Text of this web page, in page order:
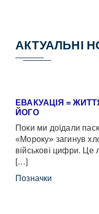
АКТУАЛЬНІ
ЕВАКУАЦІЯ =
ЙОГО
Поки ми доїдали
«Мороку» загинув
військові цифри.
[…]
Позначки